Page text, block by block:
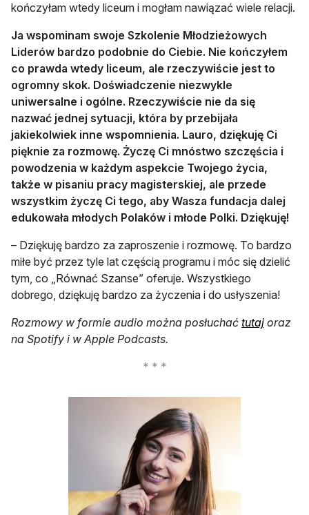
kończyłam wtedy liceum i mogłam nawiązać wiele relacji.
Ja wspominam swoje Szkolenie Młodzieżowych
Liderów bardzo podobnie do Ciebie. Nie kończyłem
co prawda wtedy liceum, ale rzeczywiście jest to
ogromny skok. Doświadczenie niezwykle
uniwersalne i ogólne. Rzeczywiście nie da się
nazwać jednej sytuacji, która by przebijała
jakiekolwiek inne wspomnienia. Lauro, dziękuję Ci
pięknie za rozmowę. Życzę Ci mnóstwo szczęścia i
powodzenia w każdym aspekcie Twojego życia,
także w pisaniu pracy magisterskiej, ale przede
wszystkim życzę Ci tego, aby Wasza fundacja dalej
edukowała młodych Polaków i młode Polki. Dziękuję!
– Dziękuję bardzo za zaproszenie i rozmowę. To bardzo
miłe być przez tyle lat częścią programu i móc się dzielić
tym, co „Równać Szanse” oferuje. Wszystkiego
dobrego, dziękuję bardzo za życzenia i do usłyszenia!
Rozmowy w formie audio można posłuchać tutajotwiera
oraz
na Spotify i w Apple Podcasts.